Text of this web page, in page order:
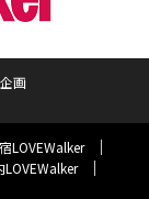
企画
LOVEWalker
LOVEWalker